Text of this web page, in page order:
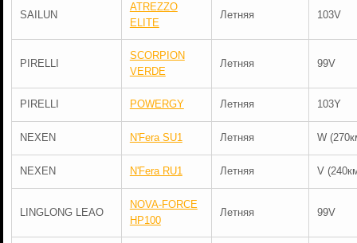
SAILUN
ATREZZO
ELITE
Летняя 103V
PIRELLI
SCORPION
VERDE
Летняя 99V
PIRELLI POWERGY Летняя 103Y
NEXEN N'Fera SU1 Летняя W
NEXEN N'Fera RU1 Летняя V
LINGLONG LEAO
NOVA-FORCE
HP100
Летняя 99V